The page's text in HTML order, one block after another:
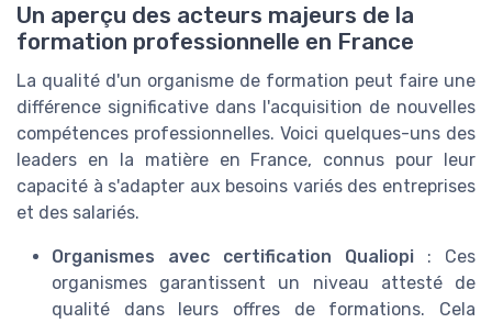
Un aperçu des acteurs majeurs de la
formation professionnelle en France
La qualité d'un organisme de formation peut faire une
différence significative dans l'acquisition de nouvelles
compétences professionnelles. Voici quelques-uns des
leaders en la matière en France, connus pour leur
capacité à s'adapter aux besoins variés des entreprises
et des salariés.
Organismes avec certification Qualiopi : Ces
organismes garantissent un niveau attesté de
qualité dans leurs offres de formations. Cela